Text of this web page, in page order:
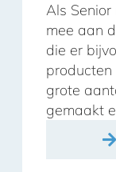
Als
mee aan
die er
grote
gemaakt